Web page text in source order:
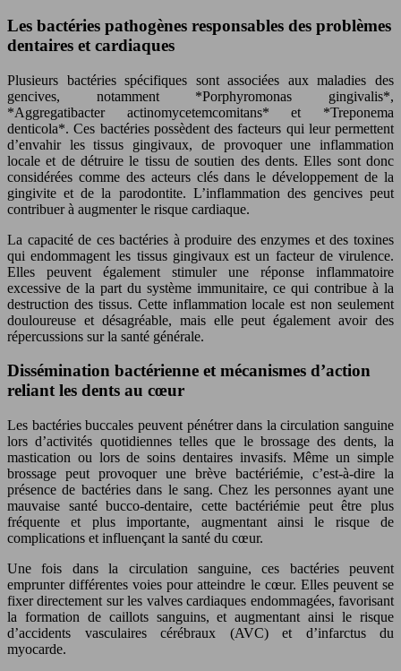
Les bactéries pathogènes responsables des problèmes
dentaires et cardiaques
Plusieurs bactéries spécifiques sont associées aux maladies des
gencives, notamment *Porphyromonas gingivalis*,
*Aggregatibacter actinomycetemcomitans* et *Treponema
denticola*. Ces bactéries possèdent des facteurs qui leur permettent
d’envahir les tissus gingivaux, de provoquer une inflammation
locale et de détruire le tissu de soutien des dents. Elles sont donc
considérées comme des acteurs clés dans le développement de la
gingivite et de la parodontite. L’inflammation des gencives peut
contribuer à augmenter le risque cardiaque.
La capacité de ces bactéries à produire des enzymes et des toxines
qui endommagent les tissus gingivaux est un facteur de virulence.
Elles peuvent également stimuler une réponse inflammatoire
excessive de la part du système immunitaire, ce qui contribue à la
destruction des tissus. Cette inflammation locale est non seulement
douloureuse et désagréable, mais elle peut également avoir des
répercussions sur la santé générale.
Dissémination bactérienne et mécanismes d’action
reliant les dents au cœur
Les bactéries buccales peuvent pénétrer dans la circulation sanguine
lors d’activités quotidiennes telles que le brossage des dents, la
mastication ou lors de soins dentaires invasifs. Même un simple
brossage peut provoquer une brève bactériémie, c’est-à-dire la
présence de bactéries dans le sang. Chez les personnes ayant une
mauvaise santé bucco-dentaire, cette bactériémie peut être plus
fréquente et plus importante, augmentant ainsi le risque de
complications et influençant la santé du cœur.
Une fois dans la circulation sanguine, ces bactéries peuvent
emprunter différentes voies pour atteindre le cœur. Elles peuvent se
fixer directement sur les valves cardiaques endommagées, favorisant
la formation de caillots sanguins, et augmentant ainsi le risque
d’accidents vasculaires cérébraux (AVC) et d’infarctus du
myocarde.